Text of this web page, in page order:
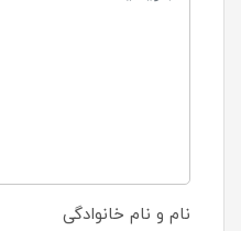
نام و نام خانوادگی